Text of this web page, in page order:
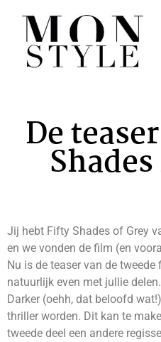
De
Jij hebt Fifty Shades of Grey
en we vonden de film (en
Nu is de teaser van de
natuurlijk even met jullie
Darker (oehh, dat beloofd
thriller worden. Dit kan te
tweede deel een andere